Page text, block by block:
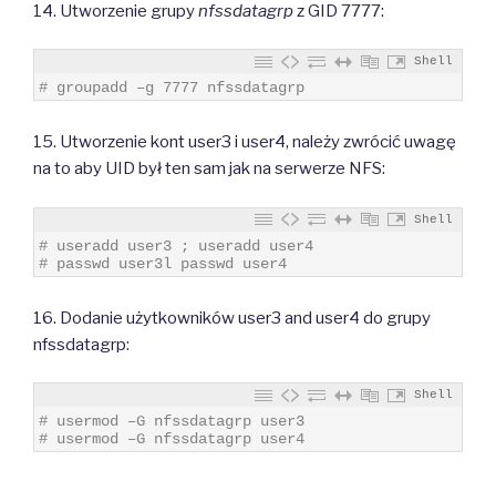
14. Utworzenie grupynfssdatagrpz GID 7777:
Shell
# groupadd –g 7777 nfssdatagrp
15. Utworzenie kont user3 i user4, należy zwrócić uwagę
na to aby UID był ten sam jak na serwerze NFS:
Shell
# useradd user3 ; useradd user4
# passwd user3l passwd user4
16. Dodanie użytkowników user3 and user4 do grupy
nfssdatagrp:
Shell
# usermod –G nfssdatagrp user3
# usermod –G nfssdatagrp user4